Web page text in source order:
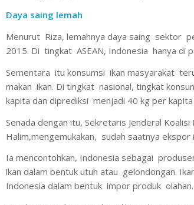
Daya saing lemah
Menurut Riza, lemahnya daya saing sektor
2015. Di tingkat ASEAN, Indonesia hanya di
Sementara itu konsumsi ikan masyarakat
makan ikan. Di tingkat nasional, tingkat
kapita dan diprediksi menjadi 40 kg per kapita
Senada dengan itu, Sekretaris Jenderal
Halim,mengemukakan, sudah saatnya
Ia mencontohkan, Indonesia sebagai
ikan dalam bentuk utuh atau gelondongan.
Indonesia dalam bentuk impor produk olahan.